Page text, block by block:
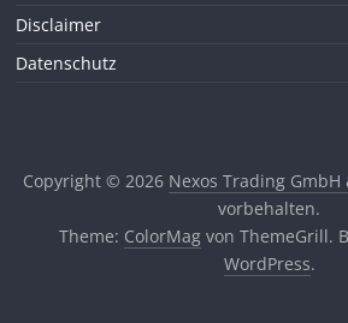
Disclaimer
Datenschutz
Copyright © 2026 Nexos Trading GmbH
vorbehalten.
Theme: ColorMag von ThemeGrill.
WordPress.